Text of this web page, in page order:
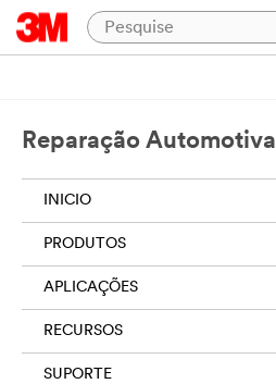
Reparação Automotiva
INICIO
PRODUTOS
APLICAÇÕES
RECURSOS
SUPORTE